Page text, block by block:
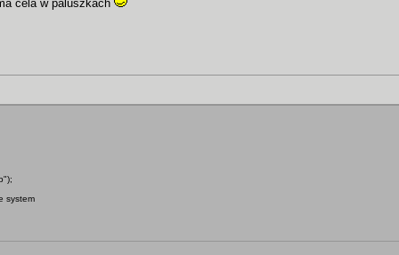
cela w paluszkach
system